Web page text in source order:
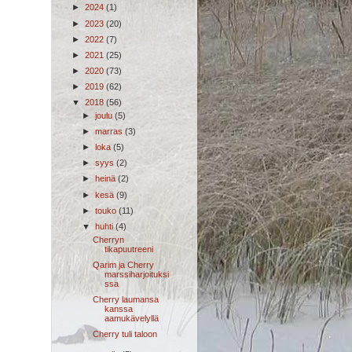
► 2024 (1)
► 2023 (20)
► 2022 (7)
► 2021 (25)
► 2020 (73)
► 2019 (62)
▼ 2018 (56)
► joulu (5)
►marras (3)
►
loka (5)
► syys (2)
► heinä (2)
► kesä (9)
► touko (11)
▼ huhti (4)
Cherryn
tikapuutreeni
Qarim ja Cherry
marssiharjoituksi
ssa
Cherry laumansa
kanssa
aamukävelyllä
Cherry tuli taloon